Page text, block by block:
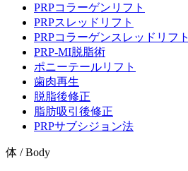
PRPコラーゲンリフト
PRPスレッドリフト
PRPコラーゲンスレッドリフト
PRP-MI脱脂術
ポニーテールリフト
歯肉再生
脱脂後修正
脂肪吸引後修正
PRPサブシジョン法
体 / Body